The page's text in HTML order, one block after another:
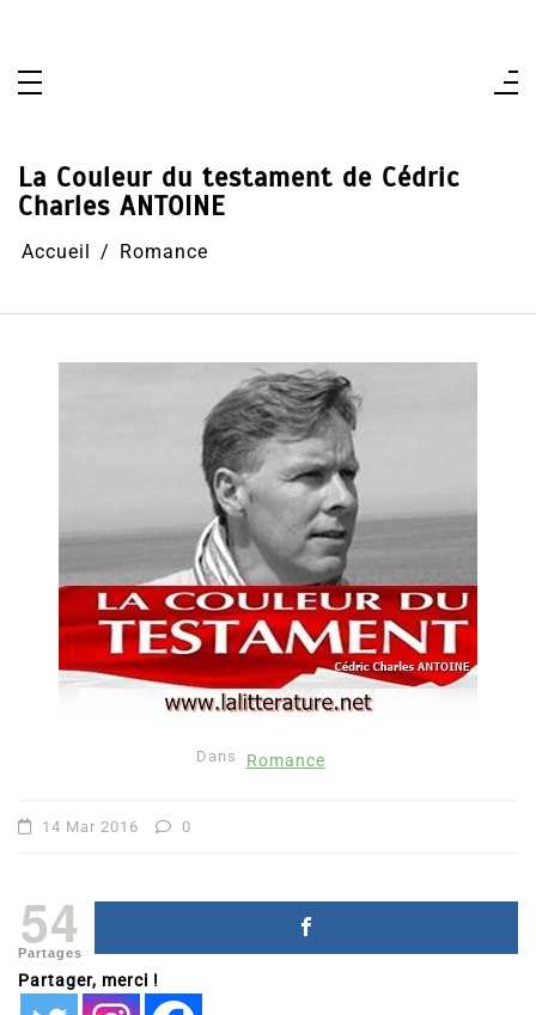
La Couleur du testament de Cédric
Charles ANTOINE
Accueil Romance
Dans Romance
14 Mar 2016 0
54
Partages
Partager, merci !